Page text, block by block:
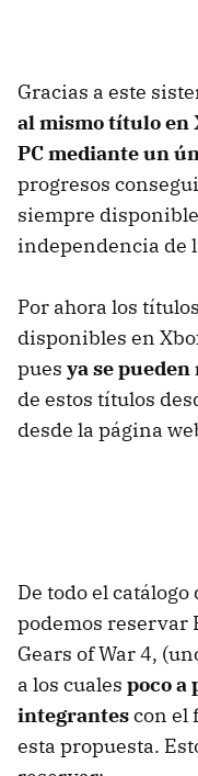
Gracias a este
al mismo título en
PC mediante un
progresos
siempre
independencia de
Por ahora los
disponibles en
pues ya se
de estos títulos
desde la página
De todo el
podemos reservar
Gears of War 4,
a los cuales poco a
integrantescon el
esta propuesta.